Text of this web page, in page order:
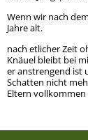
Wenn wir nach
Jahre alt.
nach etlicher Zeit
Knäuel bleibt bei
er anstrengend ist
Schatten nicht
Eltern